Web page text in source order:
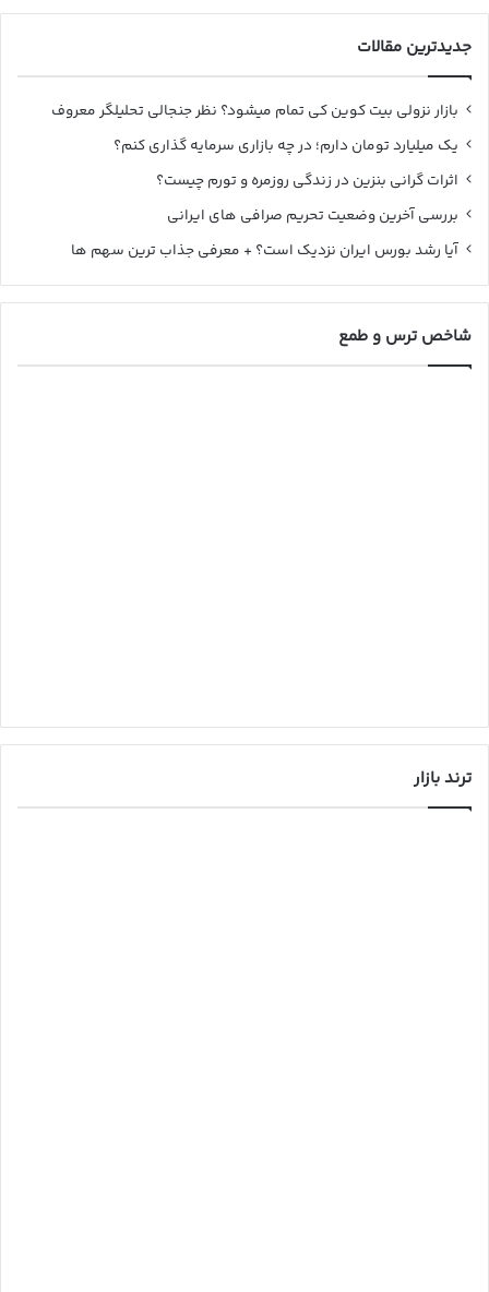
جدیدترین مقالات
بازار نزولی بیت کوین کی تمام میشود؟ نظر جنجالی تحلیلگر معروف
یک میلیارد تومان دارم؛ در چه بازاری سرمایه گذاری کنم؟
اثرات گرانی بنزین در زندگی روزمره و تورم چیست؟
بررسی آخرین وضعیت تحریم صرافی های ایرانی
آیا رشد بورس ایران نزدیک است؟ + معرفی جذاب ترین سهم ها
شاخص ترس و طمع
ترند بازار